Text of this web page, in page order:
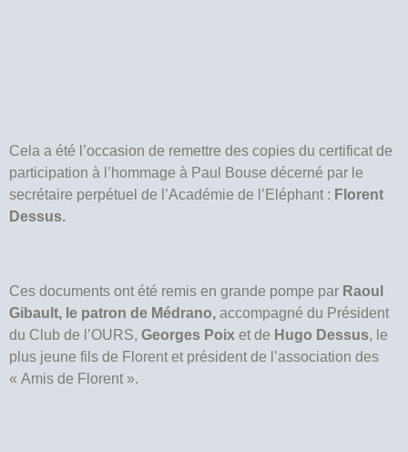
Cela a été l’occasion de remettre des copies du certificat de
participation à l’hommage à Paul Bouse décerné par le
secrétaire perpétuel de l’Académie de l’Eléphant : Florent
Dessus.
Ces documents ont été remis en grande pompe par Raoul
Gibault, le patron de Médrano, accompagné du Président
du Club de l’OURS, Georges Poix et de Hugo Dessus, le
plus jeune fils de Florent et président de l’association des
« Amis de Florent ».